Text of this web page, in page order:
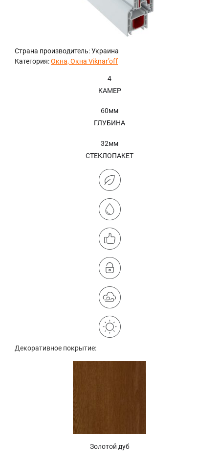
Страна производитель: Украина
Категория:Окна, Окна Viknar’off
4
КАМЕР
60мм
ГЛУБИНА
32мм
СТЕКЛОПАКЕТ
Декоративное покрытие:
Золотой дуб